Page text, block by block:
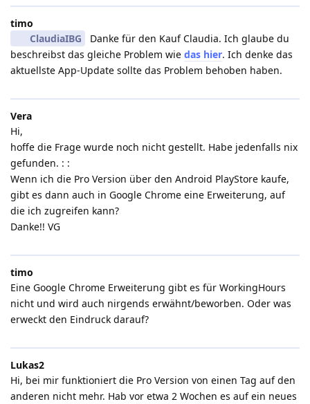
timo
ClaudiaIBG
Danke für den Kauf Claudia. Ich glaube du
beschreibst das gleiche Problem wie das hier. Ich denke das
aktuellste App-Update sollte das Problem behoben haben.
Vera
Hi,
hoffe die Frage wurde noch nicht gestellt. Habe jedenfalls nix
gefunden. : :
Wenn ich die Pro Version über den Android PlayStore kaufe,
gibt es dann auch in Google Chrome eine Erweiterung, auf
die ich zugreifen kann?
Danke!! VG
timo
Eine Google Chrome Erweiterung gibt es für WorkingHours
nicht und wird auch nirgends erwähnt/beworben. Oder was
erweckt den Eindruck darauf?
Lukas2
Hi, bei mir funktioniert die Pro Version von einen Tag auf den
anderen nicht mehr. Hab vor etwa 2 Wochen es auf ein neues